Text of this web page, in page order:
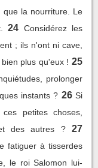
que la nourriture. Le
24 Considérez les
; ils n'ont ni cave,
plus qu'eux ! 25
prolonger
instants ? 26 Si
petites choses,
des autres ?
27
fatiguer à tisserdes
le roi Salomon lui-